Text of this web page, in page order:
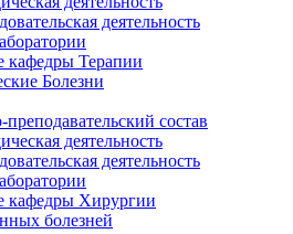
деятельность
кафедры Терапии
Болезни
состав
деятельность
деятельность
кафедры Хирургии
болезней